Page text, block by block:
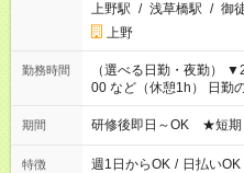
上野駅 / 浅草橋駅 / 御
上野
勤務時間
（選べる日勤・夜勤）
00 など（休憩1h） 日勤のお仕事もございます！お気軽にご相談
ください！
期間 研修後即日～OK ★短期
特徴 週1日からOK / 日払いOK